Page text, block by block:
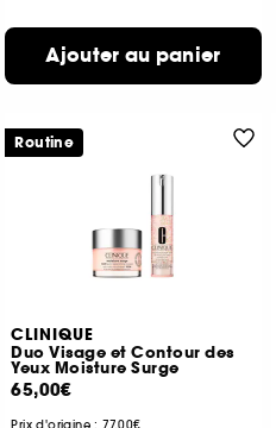
Ajouter au panier
CLINIQUE
Duo Visage et Contour des
Yeux Moisture Surge
65,00€
Routine